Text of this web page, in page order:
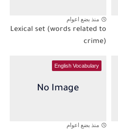
منذ بضع اعوام
Lexical set (words related to
crime)
English Vocabulary
منذ بضع اعوام